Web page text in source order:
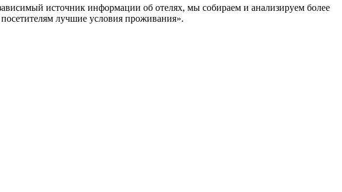
источник информации об отелях, мы собираем и анализируем более
лучшие условия проживания».